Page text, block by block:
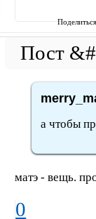
а чтобы
матэ - вещь.
0